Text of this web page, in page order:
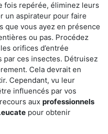
fois repérée, éliminez leurs
un aspirateur pour faire
que vous ayez en présence
ou pas. Procédez
orifices d’entrée
par ces insectes. Détruisez
Cela devrait en
Cependant, vu leur
influencés par vos
aux professionnels
pour obtenir